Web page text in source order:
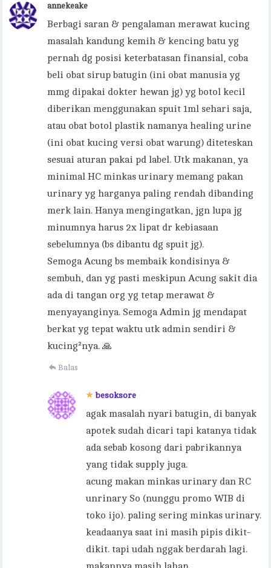
annekeake
Berbagi saran & pengalaman merawat kucing
masalah kandung kemih & kencing batu yg
pernah dg posisi keterbatasan finansial, coba
beli obat sirup batugin (ini obat manusia yg
mmg dipakai dokter hewan jg) yg botol kecil
diberikan menggunakan spuit 1ml sehari saja,
atau obat botol plastik namanya healing urine
(ini obat kucing versi obat warung) diteteskan
sesuai aturan pakai pd label. Utk makanan, ya
minimal HC minkas urinary memang pakan
urinary yg harganya paling rendah dibanding
merk lain. Hanya mengingatkan, jgn lupa jg
minumnya harus 2x lipat dr kebiasaan
sebelumnya (bs dibantu dg spuit jg).
Semoga Acung bs membaik kondisinya &
sembuh, dan yg pasti meskipun Acung sakit dia
ada di tangan org yg tetap merawat &
menyayanginya. Semoga Admin jg mendapat
berkat yg tepat waktu utk admin sendiri &
kucing²nya. 🙏
Balas
besoksore
agak masalah nyari batugin, di banyak
apotek sudah dicari tapi katanya tidak
ada sebab kosong dari pabrikannya
yang tidak supply juga.
acung makan minkas urinary dan RC
unrinary So (nunggu promo WIB di
toko ijo). paling sering minkas urinary.
keadaanya saat ini masih pipis dikit-
dikit. tapi udah nggak berdarah lagi.